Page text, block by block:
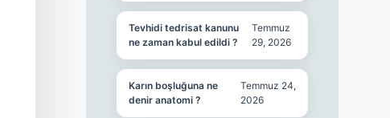
Tevhidi tedrisat kanunu
ne zaman kabul edildi ?
Temmuz
29, 2026
Karın boşluğuna ne
denir anatomi ?
Temmuz 24,
2026